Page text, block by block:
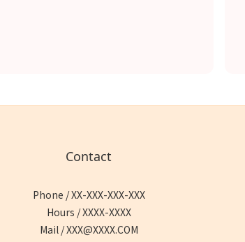
Contact
Phone / XX-XXX-XXX-XXX
Hours / XXXX-XXXX
Mail / XXX@XXXX.COM